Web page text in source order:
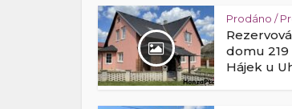
Prodáno /
domu 219
Hájek u